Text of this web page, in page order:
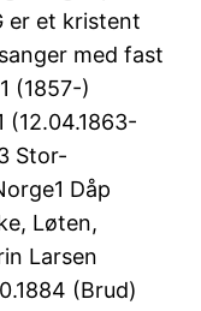
er et kristent
med fast
(1857-)
(12.04.1863-
Stor-
Dåp
Løten,
Larsen
(Brud)